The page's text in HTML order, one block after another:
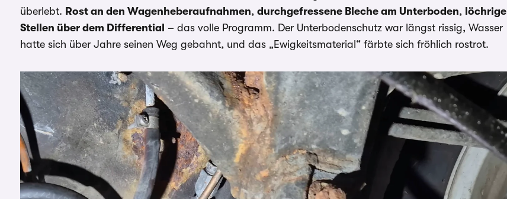
überlebt. Rost an den Wagenheberaufnahmen, durchgefressene Bleche am Unterboden, löchrige
Stellen über dem Differential – das volle Programm. Der Unterbodenschutz war längst rissig, Wasser
hatte sich über Jahre seinen Weg gebahnt, und das „Ewigkeitsmaterial“ färbte sich fröhlich rostrot.